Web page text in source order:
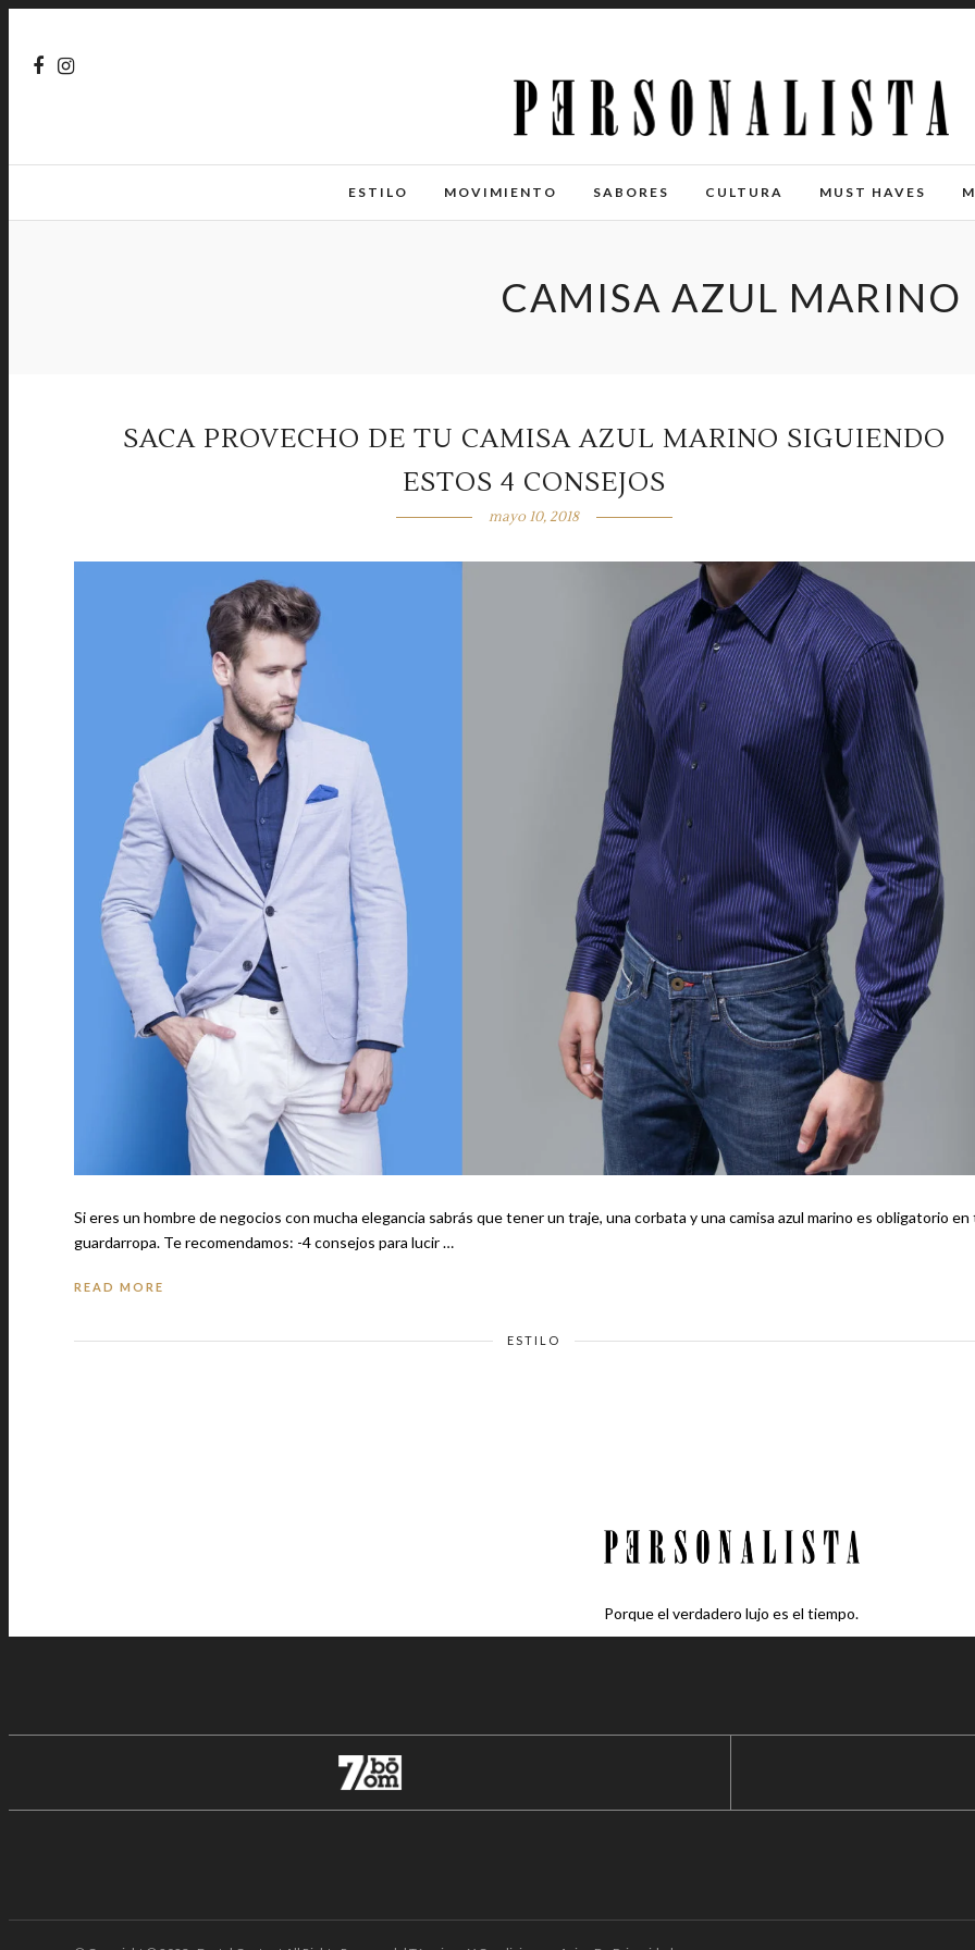
ESTILO MOVIMIENTO SABORES CULTURA MUST HAVES
CAMISA AZUL MARINO
SACA PROVECHO DE TU CAMISA AZUL MARINO SIGUIENDO
ESTOS 4 CONSEJOS
mayo 10, 2018
Si eres un hombre de negocios con mucha elegancia sabrás que tener un traje, una corbata y una camisa azul marino es obligatorio en
guardarropa. Te recomendamos: -4 consejos para lucir …
READ MORE
ESTILO
Porque el verdadero lujo es el tiempo.